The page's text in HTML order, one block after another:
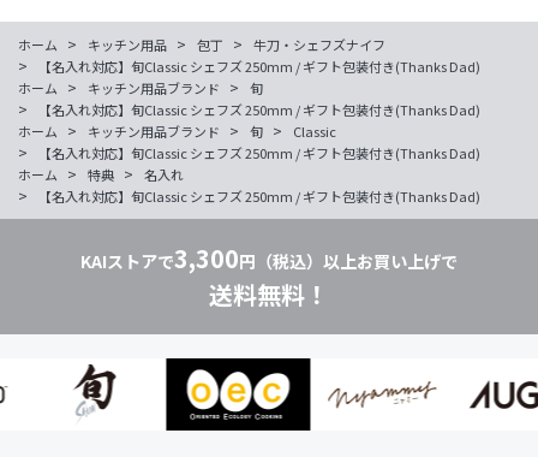
ホーム > キッチン用品 > 包丁 > 牛刀・シェフズナイフ
>
【名入れ対応】旬Classic シェフズ 250mm / ギフト包装付き(Thanks Dad)
ホーム
> キッチン用品ブランド > 旬
>
【名入れ対応】旬Classic シェフズ 250mm / ギフト包装付き(Thanks Dad)
ホーム
> キッチン用品ブランド > 旬 > Classic
>
【名入れ対応】旬Classic シェフズ 250mm / ギフト包装付き(Thanks Dad)
ホーム
> 特典 > 名入れ
> 【名入れ対応】旬Classic シェフズ 250mm / ギフト包装付き(Thanks Dad)
KAIストアで3,300円（税込）以上お買い上げで
送料無料！